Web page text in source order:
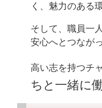
く、魅力のある
そして、職員一
安心へとつなが
高い志を持つチ
ちと一緒に